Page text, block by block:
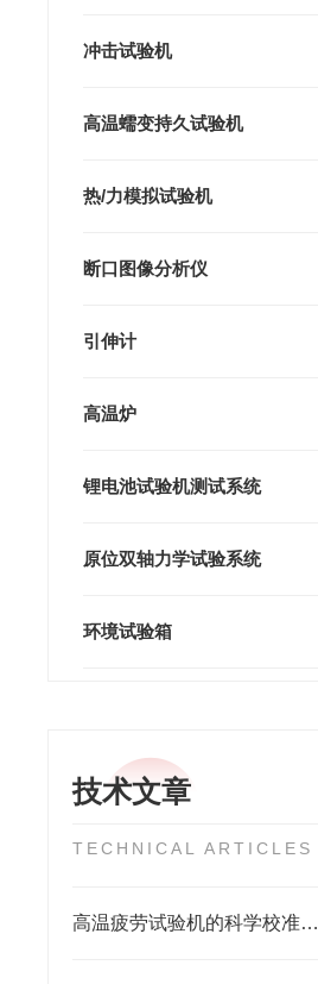
冲击试验机
高温蠕变持久试验机
热/力模拟试验机
断口图像分析仪
引伸计
高温炉
锂电池试验机测试系统
原位双轴力学试验系统
环境试验箱
技术文章
TECHNICAL ARTICLES
高温疲劳试验机的科学校准体系